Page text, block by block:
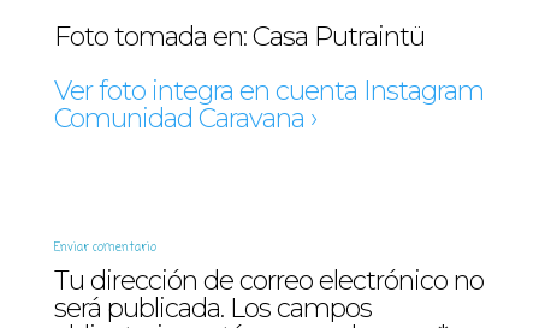
Foto tomada en: Casa Putraintü
Ver foto integra en cuenta Instagram
Comunidad Caravana ›
Enviar comentario
Tu dirección de correo electrónico no
será publicada. Los campos